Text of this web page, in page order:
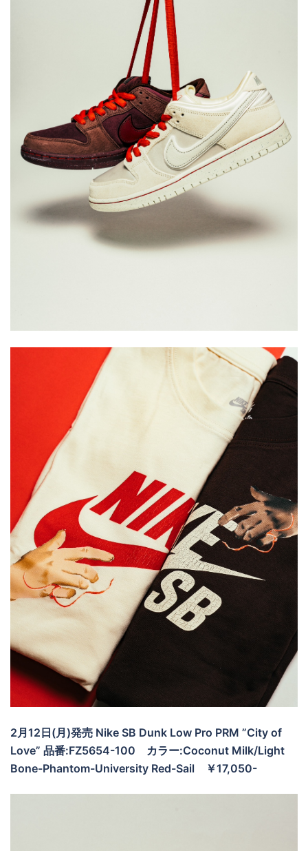
2月12日(月)発売 Nike SB Dunk Low Pro PRM ”City of
Love” 品番:FZ5654-100 カラー:Coconut Milk/Light
Bone-Phantom-University Red-Sail ￥17,050-